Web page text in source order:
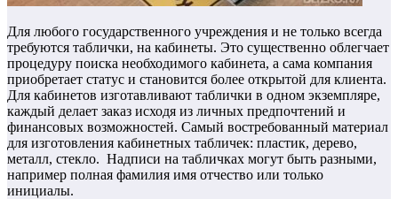
Для любого государственного учреждения и не только всегда
требуются таблички, на кабинеты. Это существенно облегчает
процедуру поиска необходимого кабинета, а сама компания
приобретает статус и становится более открытой для клиента.
Для кабинетов изготавливают таблички в одном экземпляре,
каждый делает заказ исходя из личных предпочтений и
финансовых возможностей. Самый востребованный материал
для изготовления кабинетных табличек: пластик, дерево,
металл, стекло. Надписи на табличках могут быть разными,
например полная фамилия имя отчество или только
инициалы.